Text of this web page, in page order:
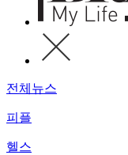
전체뉴스
피플
헬스